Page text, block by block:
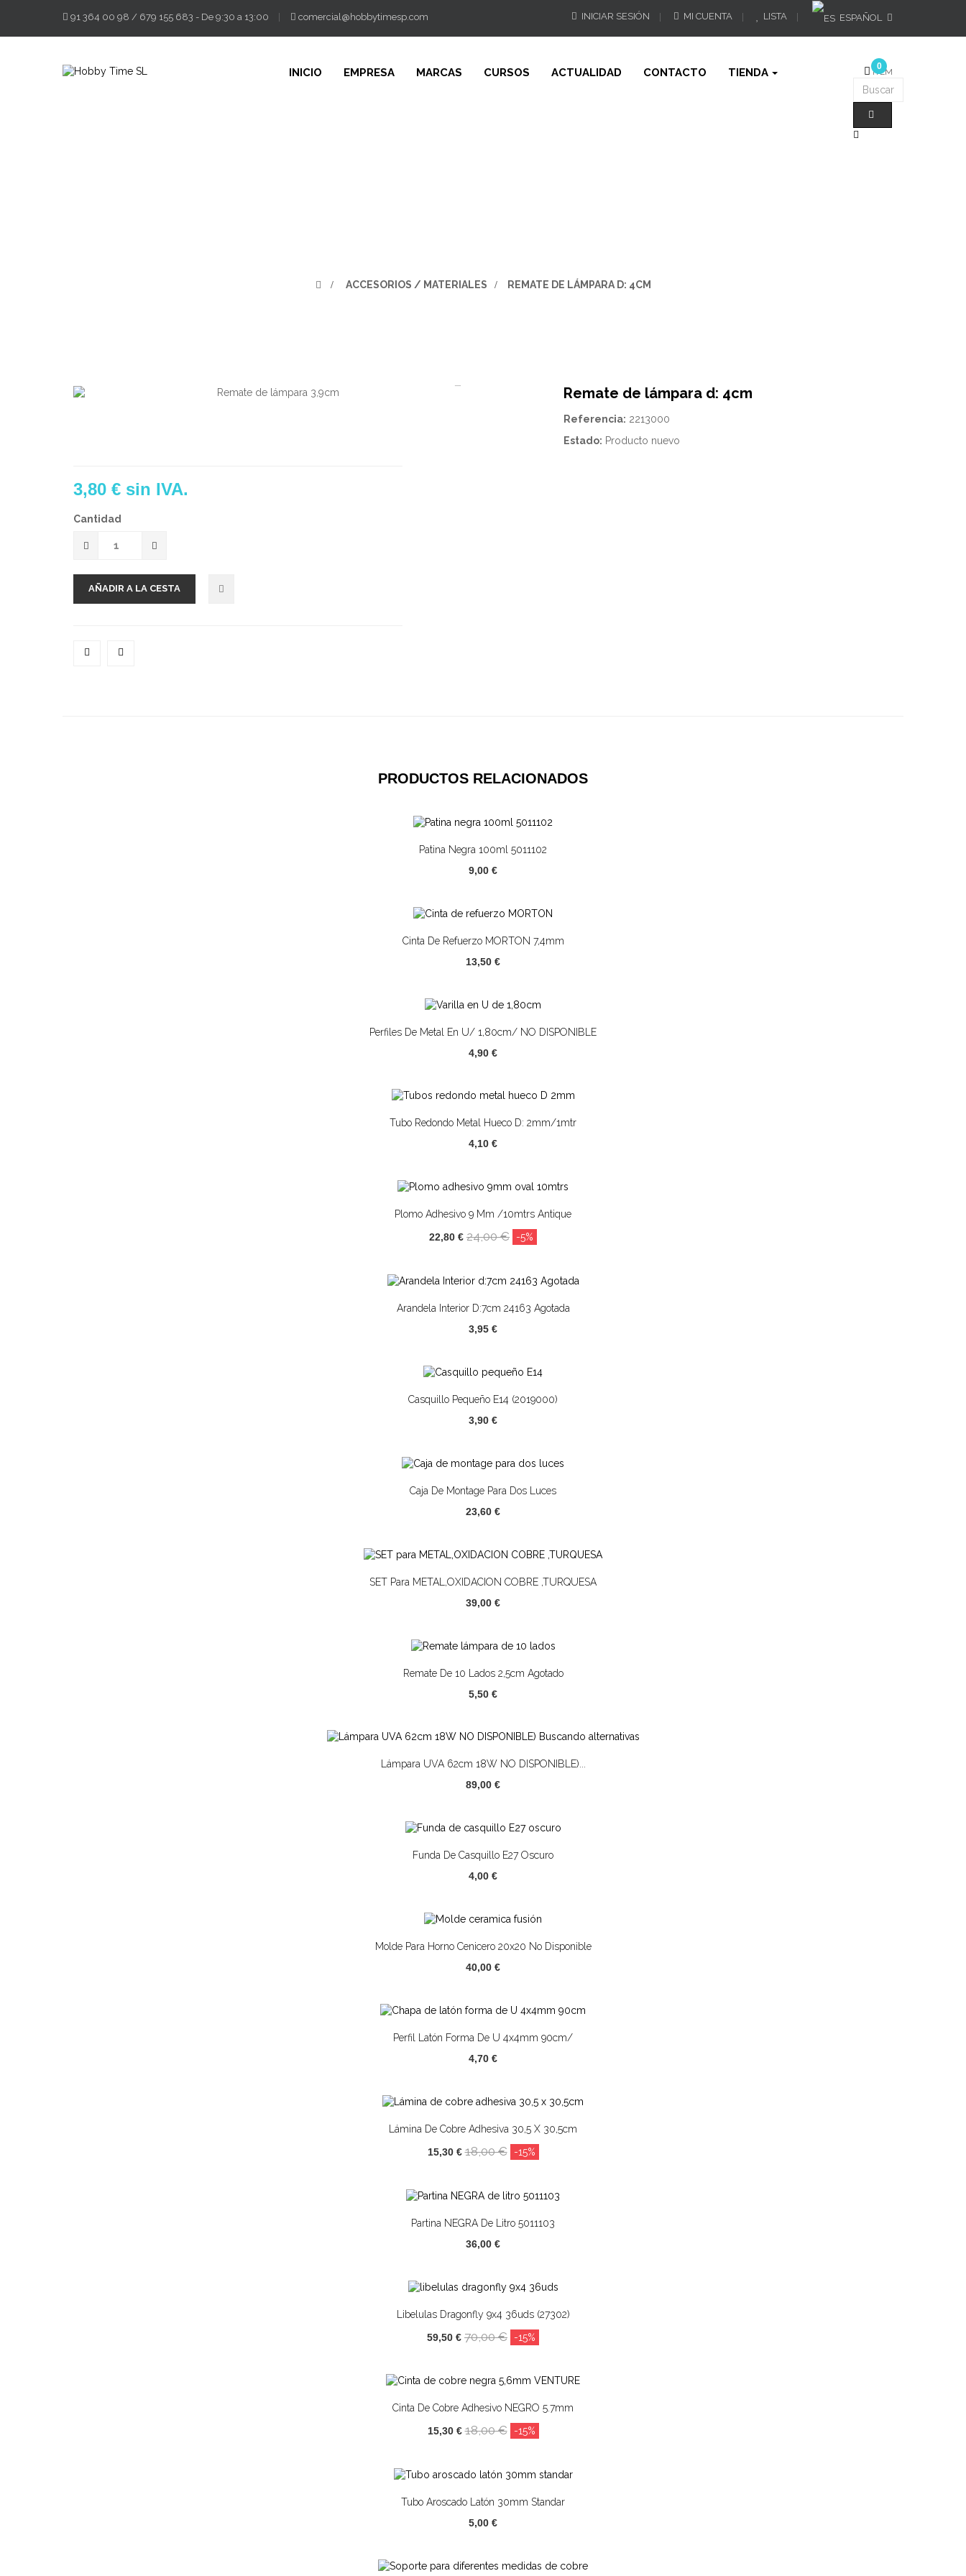
ESPAÑOL
INICIAR SESIÓN MI CUENTA LISTA
91 364 00 98 / 679 155 683 - De 9:30 a 13:00 comercial@hobbytimesp.com
INICIO EMPRESA MARCAS CURSOS ACTUALIDAD CONTACTO TIENDA 0
ÍTEM
> ACCESORIOS / MATERIALES > REMATE DE LÁMPARA D: 4CM
Remate de lámpara d: 4cm
Referencia: 2213000
Estado: Producto nuevo
3,80 € sin IVA.
Cantidad
AÑADIR A LA CESTA
PRODUCTOS RELACIONADOS
Patina Negra 100ml 5011102
9,00 €
Cinta De Refuerzo MORTON 7,4mm
13,50 €
Perfiles De Metal En U/ 1,80cm/ NO DISPONIBLE
4,90 €
Tubo Redondo Metal Hueco D: 2mm/1mtr
4,10 €
Plomo Adhesivo 9 Mm /10mtrs Antique
22,80 € 24,00 € -5%
Arandela Interior D:7cm 24163 Agotada
3,95 €
Casquillo Pequeño E14 (2019000)
3,90 €
Caja De Montage Para Dos Luces
23,60 €
SET Para METAL,OXIDACION COBRE ,TURQUESA
39,00 €
Remate De 10 Lados 2,5cm Agotado
5,50 €
Lámpara UVA 62cm 18W NO DISPONIBLE)...
89,00 €
Funda De Casquillo E27 Oscuro
4,00 €
Molde Para Horno Cenicero 20x20 No Disponible
40,00 €
Perfil Latón Forma De U 4x4mm 90cm/
4,70 €
Lámina De Cobre Adhesiva 30,5 X 30,5cm
15,30 €18,00 € -15%
Partina NEGRA De Litro 5011103
36,00 €
Libelulas Dragonfly 9x4 36uds (27302)
59,50 € 70,00 € -15%
Cinta De Cobre Adhesivo NEGRO 5.7mm
15,30 €18,00 € -15%
Tubo Aroscado Latón 30mm Standar
5,00 €